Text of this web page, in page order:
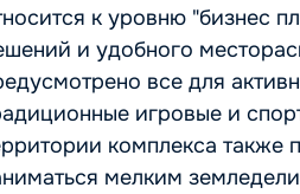
к уровню "бизнес
и удобного
все для
игровые и
комплекса также
мелким